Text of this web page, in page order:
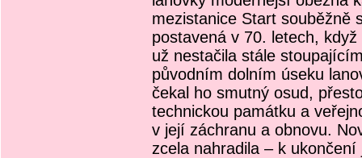
mezistanice Start souběžně
postavená v 70. letech,
už nestačila stále
původním dolním úseku
čekal ho smutný osud,
technickou památku a
v její záchranu a obnovu.
zcela nahradila – k